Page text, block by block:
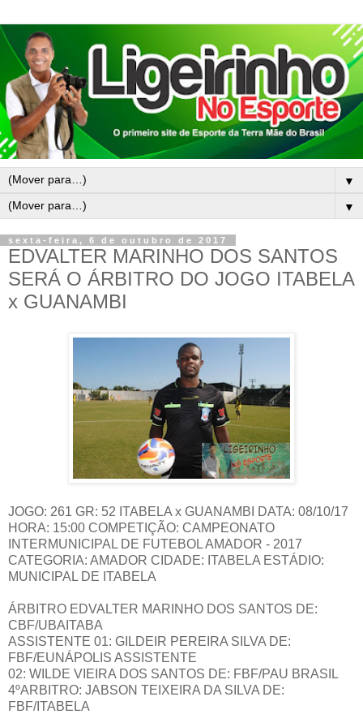
▼
▼
sexta-feira, 6 de outubro de 2017
EDVALTER MARINHO DOS SANTOS
SERÁ O ÁRBITRO DO JOGO ITABELA
x GUANAMBI
JOGO: 261 GR: 52 ITABELA x GUANAMBI DATA: 08/10/17
HORA: 15:00 COMPETIÇÃO: CAMPEONATO
INTERMUNICIPAL DE FUTEBOL AMADOR - 2017
CATEGORIA: AMADOR CIDADE: ITABELA ESTÁDIO:
MUNICIPAL DE ITABELA
ÁRBITRO EDVALTER MARINHO DOS SANTOS DE:
CBF/UBAITABA
ASSISTENTE 01: GILDEIR PEREIRA SILVA DE:
FBF/EUNÁPOLIS ASSISTENTE
02: WILDE VIEIRA DOS SANTOS DE: FBF/PAU BRASIL
4ºARBITRO: JABSON TEIXEIRA DA SILVA DE:
FBF/ITABELA